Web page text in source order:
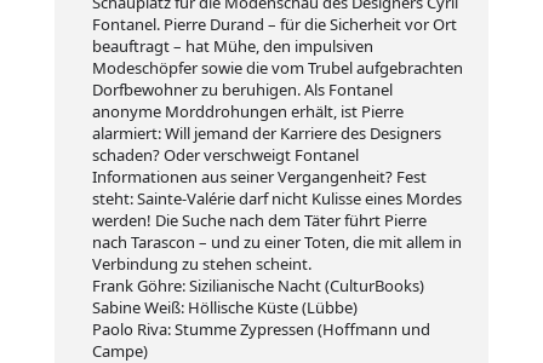
Fontanel. Pierre Durand – für die Sicherheit vor Ort
beauftragt – hat Mühe, den impulsiven
Modeschöpfer sowie die vom Trubel aufgebrachten
Dorfbewohner zu beruhigen. Als Fontanel
anonyme Morddrohungen erhält, ist Pierre
alarmiert: Will jemand der Karriere des Designers
schaden? Oder verschweigt Fontanel
Informationen aus seiner Vergangenheit? Fest
steht: Sainte-Valérie darf nicht Kulisse eines Mordes
werden! Die Suche nach dem Täter führt Pierre
nach Tarascon – und zu einer Toten, die mit allem in
Verbindung zu stehen scheint.
Frank Göhre: Sizilianische Nacht (CulturBooks)
Sabine Weiß: Höllische Küste (Lübbe)
Paolo Riva: Stumme Zypressen (Hoffmann und
Campe)